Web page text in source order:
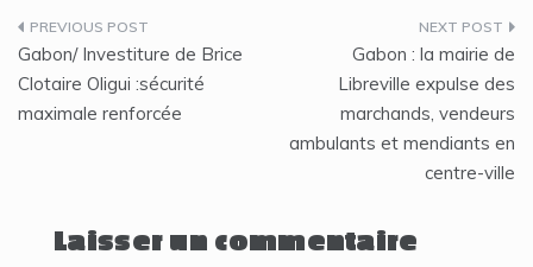
Navigation
de
l’article
Gabon/ Investiture de Brice
Clotaire Oligui :sécurité
maximale renforcée
Gabon : la mairie de
Libreville expulse des
marchands, vendeurs
ambulants et mendiants en
centre-ville
Laisser un commentaire